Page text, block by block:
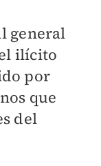
general
ilícito
por
que
del